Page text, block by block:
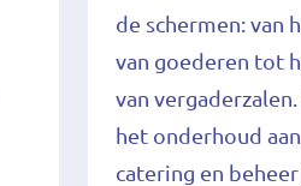
de schermen: van
van goederen tot
van
het onderhoud
catering en